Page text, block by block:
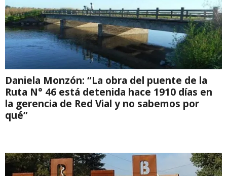
Daniela Monzón: “La obra del puente de la
Ruta N° 46 está detenida hace 1910 días en
la gerencia de Red Vial y no sabemos por
qué”